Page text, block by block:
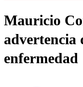
Mauricio
advertencia
enfermedad